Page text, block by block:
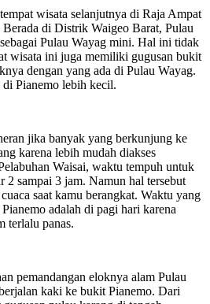
wisata selanjutnya di Raja Ampat
di Distrik Waigeo Barat, Pulau
Pulau Wayag mini. Hal ini tidak
wisata ini juga memiliki gugusan bukit
dengan yang ada di Pulau Wayag.
Pianemo lebih kecil.
jika banyak yang berkunjung ke
karena lebih mudah diakses
Waisai, waktu tempuh untuk
2 sampai 3 jam. Namun hal tersebut
saat kamu berangkat. Waktu yang
adalah di pagi hari karena
terlalu panas.
pemandangan eloknya alam Pulau
kaki ke bukit Pianemo. Dari